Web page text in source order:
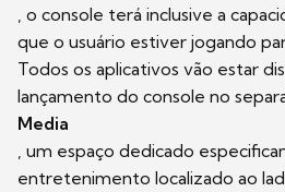
, o console terá inclusive a
que o usuário estiver jogando
Todos os aplicativos vão estar
lançamento do console no
Media
, um espaço dedicado
entretenimento localizado ao